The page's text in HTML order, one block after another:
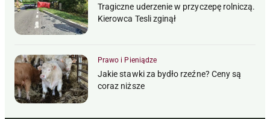
Tragiczne uderzenie w przyczepę rolniczą.
Kierowca Tesli zginął
Prawo i Pieniądze
Jakie stawki za bydło rzeźne? Ceny są
coraz niższe